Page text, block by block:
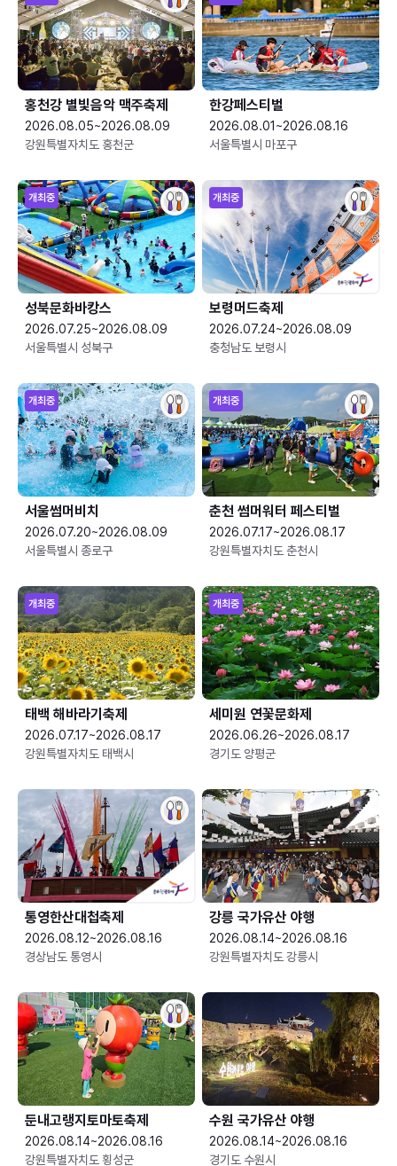
홍천강 별빛음악 맥주축제
2026.08.05~2026.08.09
강원특별자치도 홍천군
한강페스티벌
2026.08.01~2026.08.16
서울특별시 마포구
개최중
성북문화바캉스
2026.07.25~2026.08.09
서울특별시 성북구
개최중
보령머드축제
2026.07.24~2026.08.09
충청남도 보령시
개최중
서울썸머비치
2026.07.20~2026.08.09
서울특별시 종로구
개최중
춘천 썸머워터 페스티벌
2026.07.17~2026.08.17
강원특별자치도 춘천시
개최중
태백 해바라기축제
2026.07.17~2026.08.17
강원특별자치도 태백시
개최중
세미원 연꽃문화제
2026.06.26~2026.08.17
경기도 양평군
통영한산대첩축제
2026.08.12~2026.08.16
경상남도 통영시
강릉 국가유산 야행
2026.08.14~2026.08.16
강원특별자치도 강릉시
둔내고랭지토마토축제
2026.08.14~2026.08.16
강원특별자치도 횡성군
수원 국가유산 야행
2026.08.14~2026.08.16
경기도 수원시